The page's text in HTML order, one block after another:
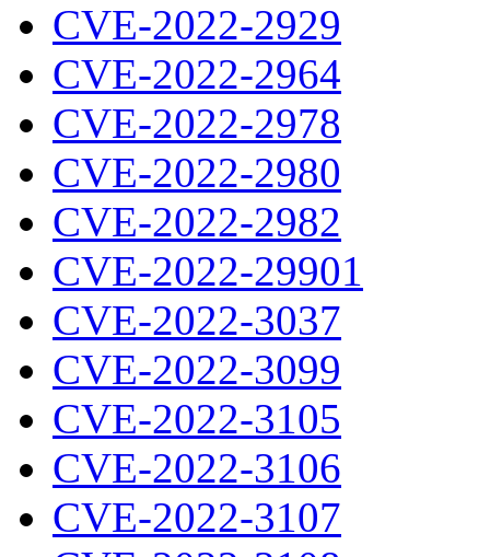
CVE-2022-2929
CVE-2022-2964
CVE-2022-2978
CVE-2022-2980
CVE-2022-2982
CVE-2022-29901
CVE-2022-3037
CVE-2022-3099
CVE-2022-3105
CVE-2022-3106
CVE-2022-3107